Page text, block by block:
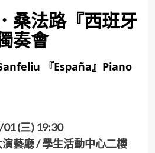
桑法路『西班牙
奏會
『España』Piano
(三) 19:30
演藝廳 / 學生活動中心二樓